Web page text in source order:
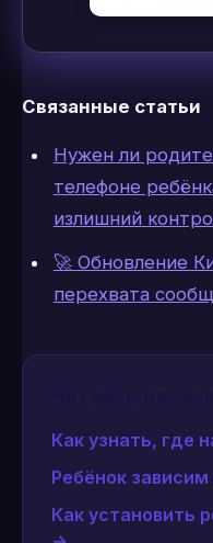
Связанные статьи
Нужен ли
телефоне
излишний
🚀 Обновление
перехвата
Как узнать, где
Ребёнок
Как установить